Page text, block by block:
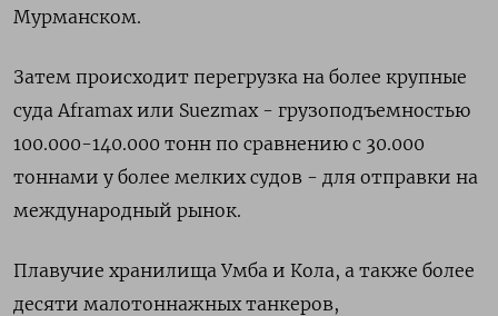
Мурманском.
Затем происходит перегрузка на более крупные
суда Aframax или Suezmax - грузоподъемностью
100.000-140.000 тонн по сравнению с 30.000
тоннами у более мелких судов - для отправки на
международный рынок.
Плавучие хранилища Умба и Кола, а также более
десяти малотоннажных танкеров,